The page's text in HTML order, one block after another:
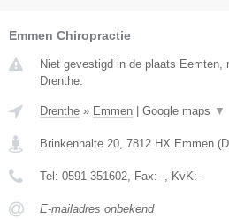
Emmen Chiropractie
Niet gevestigd in de plaats Eemten,
Drenthe.
Drenthe » Emmen Google maps ▼
Brinkenhalte 20 7812 HX Emmen (
Tel: 0591-351602 , Fax: - , KvK: -
E-mailadres onbekend